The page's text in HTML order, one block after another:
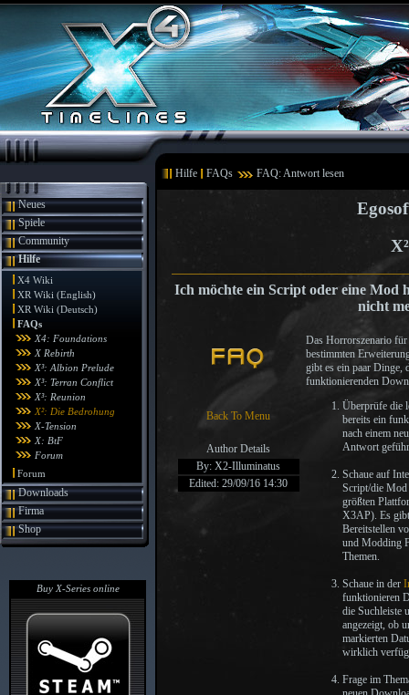
Hilfe FAQs FAQ: Antwort lesen
Neues
Spiele
Community
Hilfe
X4 Wiki
XR Wiki (English)
XR Wiki (Deutsch)
FAQs
X4: Foundations
X Rebirth
X³: Albion Prelude
X³: Terran Conflict
X³: Reunion
X²: Die Bedrohung
X-Tension
X: BtF
Forum
Forum
Downloads
Firma
Shop
Buy X-Series online
Ich möchte ein Script oder eine
nicht
Back To Menu
Author Details
By: X2-Illuminatus
Edited: 29/09/16 14:30
Das Horrorszenario für
bestimmten
gibt es ein paar Dinge,
funktionierenden
Überprüfe die
bereits ein
nach einem
Antwort
Schaue auf
Script/die
größten
X3AP). Es gibt
Bereitstellen
und Modding
Themen.
Schaue in der
funktionieren
die Suchleiste
angezeigt, ob
markierten
wirklich
Frage im